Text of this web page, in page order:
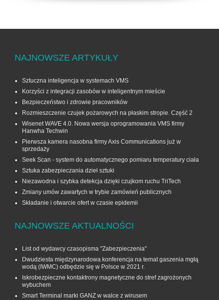
NAJNOWSZE ARTYKUŁY
Sztuczna inteligencja w systemach VMS
Korzyści z integracji zasobów w inteligentnym mieście
Bezpieczeństwo i zdrowie pracowników
Rozmieszczenie czujek pożarowych na płaskim stropie. Część 2
Wisenet WAVE 4.0. Nowa wersja oprogramowania VMS firmy
Hanwha Techwin
Pierwsza kamera nasobna firmy Axis Communications już w
sprzedaży
Seek Scan - system do automatycznego pomiaru temperatury ciała
Sztuka zabezpieczania dzieł sztuki
Niezawodna i szybka detekcja dzięki czujkom ruchu TriTech
Zmiany umów zawartych w trybie zamówień publicznych
Składanie i otwarcie ofert w czasie epidemii
NAJNOWSZE AKTUALNOŚCI
List od wydawcy czasopisma "Zabezpieczenia"
Dwudziesta międzynarodowa konferencja na temat gaszenia mgłą
wodą (IWMC) odbędzie się w Polsce w 2021 r.
Iskrobezpieczne kontaktrony magnetyczne do stref zagrożonych
wybuchem
Smart Terminal marki GANZ w walce z wirusem